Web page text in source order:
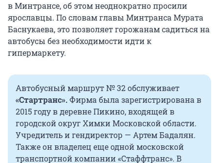
в Минтрансе, об этом неоднократно просили
ярославцы. По словам главы Минтранса Мурата
Баснукаева, это позволяет горожанам садиться на
автобусы без необходимости идти к
гипермаркету.
Автобусный маршрут № 32 обслуживает
«Стартранс».Фирма была зарегистрирована в
2015 году в деревне Пикино, входящей в
городской округ Химки Московской области.
Учредитель и гендиректор — Артем Бадалян.
Также он владелец еще одной московской
транспортной компании «Стаффтранс». В